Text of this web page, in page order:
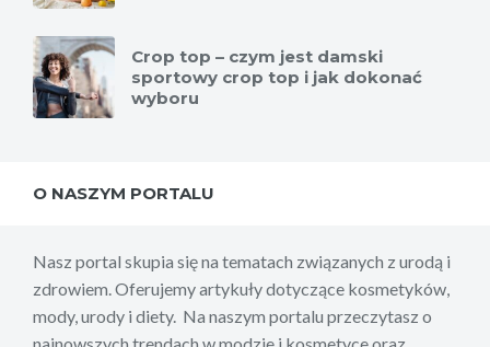
Crop top – czym jest damski
sportowy crop top i jak dokonać
wyboru
O NASZYM PORTALU
Nasz portal skupia się na tematach związanych z urodą i
zdrowiem. Oferujemy artykuły dotyczące kosmetyków,
mody, urody i diety. Na naszym portalu przeczytasz o